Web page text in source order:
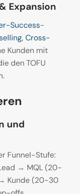
Expansion
Success-
, Cross-
Kunden mit
den TOFU
und
Funnel-Stufe:
→ MQL (20-
Kunde (20-30